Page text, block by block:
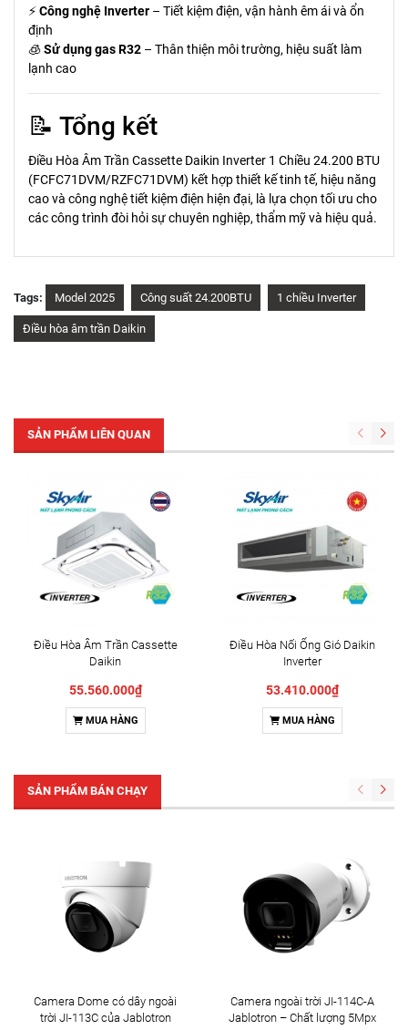
⚡Công nghệ Inverter – Tiết kiệm điện, vận hành êm ái và ổn
định
🧊Sử dụng gas R32 – Thân thiện môi trường, hiệu suất làm
lạnh cao
📝 Tổng kết
Điều Hòa Âm Trần Cassette Daikin Inverter 1 Chiều 24.200 BTU
(FCFC71DVM/RZFC71DVM) kết hợp thiết kế tinh tế, hiệu năng
cao và công nghệ tiết kiệm điện hiện đại, là lựa chọn tối ưu cho
các công trình đòi hỏi sự chuyên nghiệp, thẩm mỹ và hiệu quả.
Tags: Model 2025 Công suất 24.200BTU 1 chiều Inverter
Điều hòa âm trần Daikin
SẢN PHẨM LIÊN QUAN
Điều Hòa Âm Trần Cassette
Daikin
55.560.000₫
MUA HÀNG
Điều Hòa Nối Ống Gió Daikin
Inverter
53.410.000₫
MUA HÀNG
SẢN PHẨM BÁN CHẠY
Camera Dome có dây ngoài
trời JI-113C của Jablotron
Camera ngoài trời JI-114C-A
Jablotron – Chất lượng 5Mpx